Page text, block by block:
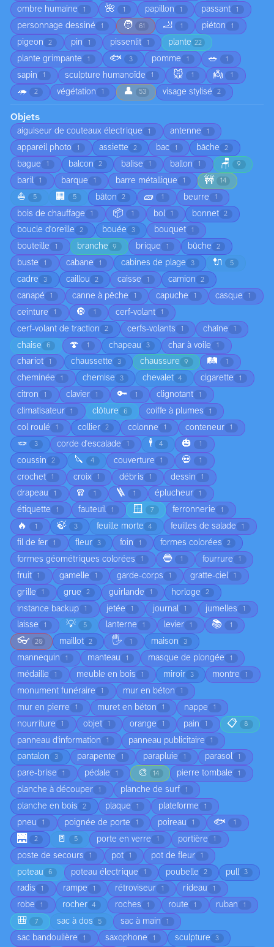
ombre humaine 1 🌺 1 papillon 1 passant 1
personnage dessiné 1 🧑 61 🦶 1 piéton 1
pigeon 2 pin 1 pissenlit 1 plante 22
plante grimpante 1 🐟 3 pomme 1 🥗 1
sapin 1 sculpture humanoïde 1 🐭 1 👼 1
🦔 2 végétation 1 👤 53 visage stylisé 2
Objets
aiguiseur de couteaux électrique 1 antenne 1
appareil photo 1 assiette 2 bac 1 bâche 2
bague 1 balcon 2 balise 1 ballon 1 🪑 9
baril 1 barque 1 barre métallique 1 🚧 14
⛵ 5 🏢 5 bâton 2 🧱 1 beurre 1
bois de chauffage 1 📦 1 bol 1 bonnet 2
boucle d'oreille 2 bouée 3 bouquet 1
bouteille 1 branche 9 brique 1 bûche 2
buste 1 cabane 1 cabines de plage 3 🔌 5
cadre 3 caillou 2 caisse 1 camion 2
canapé 1 canne à pêche 1 capuche 1 casque 1
ceinture 1 🔘 1 cerf-volant 1
cerf-volant de traction 2 cerfs-volants 1 chaîne 1
chaise 6 🍄 1 chapeau 3 char à voile 1
chariot 1 chaussette 3 chaussure 9 🛤️ 1
cheminée 1 chemise 3 chevalet 4 cigarette 1
citron 1 clavier 1 🔑 1 clignotant 1
climatisateur 1 clôture 6 coiffe à plumes 1
col roulé 1 collier 2 colonne 1 conteneur 1
🪢 3 corde d'escalade 1 🕴️ 4 🎃 1
coussin 2 🔪 4 couverture 1 💀 1
crochet 1 croix 1 débris 1 dessin 1
drapeau 1 🧣 1 🪜 1 éplucheur 1
étiquette 1 fauteuil 1 🪟 7 ferronnerie 1
🔥 1 🍃 3 feuille morte 4 feuilles de salade 1
fil de fer 1 fleur 3 foin 1 formes colorées 2
formes géométriques colorées 1 🔵 1 fourrure 1
fruit 1 gamelle 1 garde-corps 1 gratte-ciel 1
grille 1 grue 2 guirlande 1 horloge 2
instance backup 1 jetée 1 journal 1 jumelles 1
laisse 1 💡 5 lanterne 1 levier 1 📚 1
👓 20 maillot 2 🖐️ 1 maison 3
mannequin 1 manteau 1 masque de plongée 1
médaille 1 meuble en bois 1 miroir 3 montre 1
monument funéraire 1 mur en béton 1
mur en pierre 1 muret en béton 1 nappe 1
nourriture 1 objet 1 orange 1 pain 1 📋 8
panneau d'information 1 panneau publicitaire 1
pantalon 3 parapente 1 parapluie 1 parasol 1
pare-brise 1 pédale 1 🎨 14 pierre tombale 1
planche à découper 1 planche de surf 1
planche en bois 2 plaque 1 plateforme 1
pneu 1 poignée de porte 1 poireau 1 🐟 1
🌉 2 🚪 5 porte en verre 1 portière 1
poste de secours 1 pot 1 pot de fleur 1
poteau 6 poteau électrique 1 poubelle 2 pull 3
radis 1 rampe 1 rétroviseur 1 rideau 1
robe 1 rocher 4 roches 1 route 1 ruban 1
🎒 7 sac à dos 5 sac à main 1
sac bandoulière 1 saxophone 1 sculpture 3